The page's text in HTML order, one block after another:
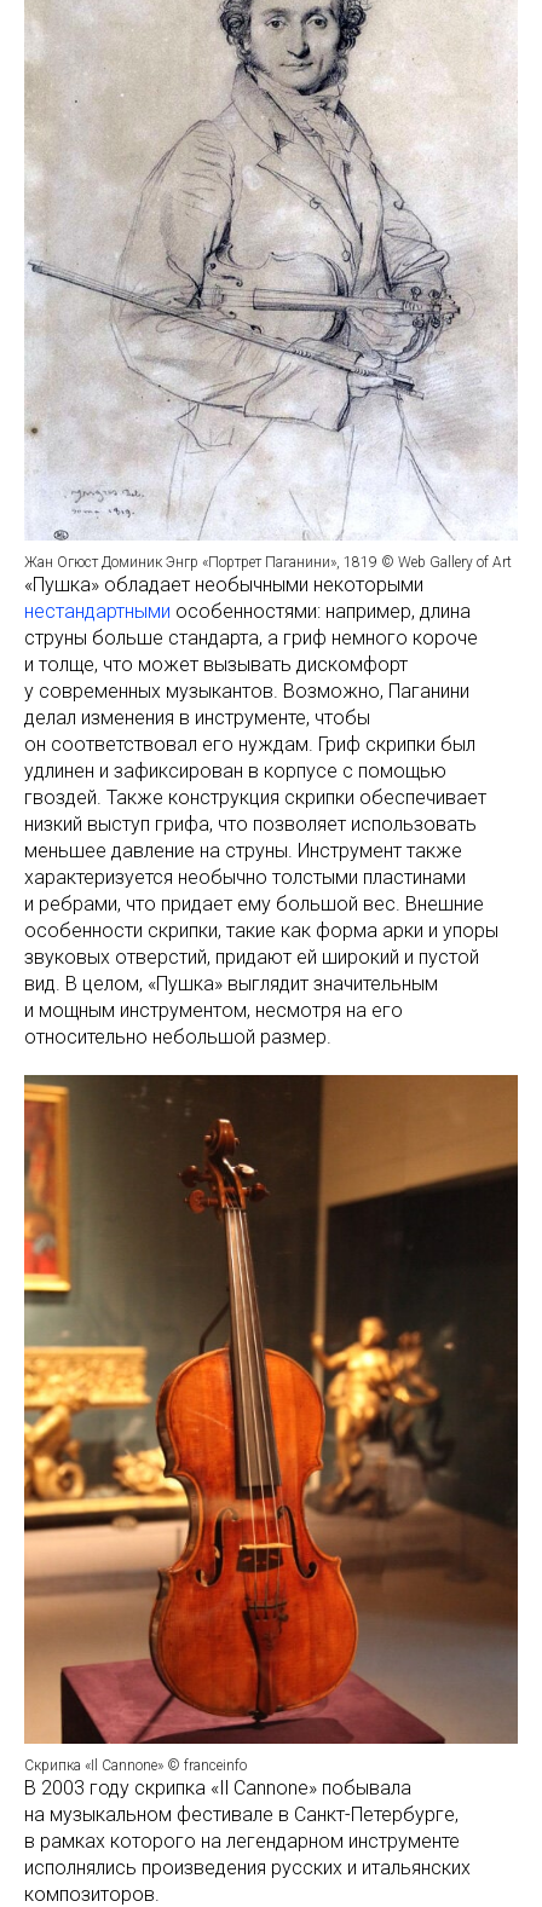
Жан Огюст Доминик Энгр «Портрет Паганини», 1819 © Web Gallery of Art
«Пушка» обладает необычными некоторыми
нестандартными особенностями: например, длина
струны больше стандарта, а гриф немного короче
и толще, что может вызывать дискомфорт
у современных музыкантов. Возможно, Паганини
делал изменения в инструменте, чтобы
он соответствовал его нуждам. Гриф скрипки был
удлинен и зафиксирован в корпусе с помощью
гвоздей. Также конструкция скрипки обеспечивает
низкий выступ грифа, что позволяет использовать
меньшее давление на струны. Инструмент также
характеризуется необычно толстыми пластинами
и ребрами, что придает ему большой вес. Внешние
особенности скрипки, такие как форма арки и упоры
звуковых отверстий, придают ей широкий и пустой
вид. В целом, «Пушка» выглядит значительным
и мощным инструментом, несмотря на его
относительно небольшой размер.
Скрипка «Il Cannone» © franceinfo
В 2003 году скрипка «Il Cannone» побывала
на музыкальном фестивале в Санкт-Петербурге,
в рамках которого на легендарном инструменте
исполнялись произведения русских и итальянских
композиторов.